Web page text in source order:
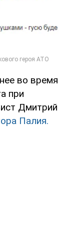
во время
при
Дмитрий
Палия.